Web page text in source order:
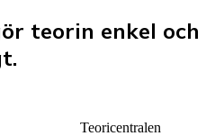
teorin enkel och
Teoricentralen